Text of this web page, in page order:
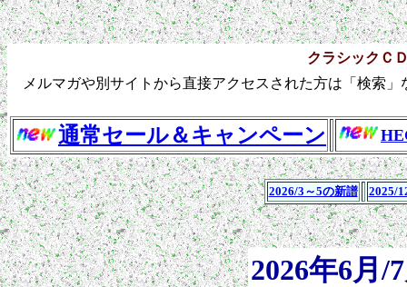
クラシックＣ
メルマガや別サイトから直接アクセスされた方は「検索
通常セール＆キャンペーン
2026/3～5の新譜 2025/
2026年6月/